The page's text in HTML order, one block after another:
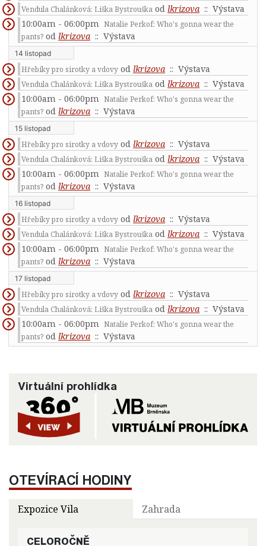
Vendula Chalánková: Liška Bystrouška od lkrizova :: Výstava
10:00am - 06:00pm Natalie Perkof: Who's gonna wear the
pants? od lkrizova :: Výstava
14 listopad
Hřebíky pro sirotky a vdovy od lkrizova :: Výstava
Vendula Chalánková: Liška Bystrouška od lkrizova :: Výstava
10:00am - 06:00pm Natalie Perkof: Who's gonna wear the
pants? od lkrizova :: Výstava
15 listopad
Hřebíky pro sirotky a vdovy od lkrizova :: Výstava
Vendula Chalánková: Liška Bystrouška od lkrizova :: Výstava
10:00am - 06:00pm Natalie Perkof: Who's gonna wear the
pants? od lkrizova :: Výstava
16 listopad
Hřebíky pro sirotky a vdovy od lkrizova :: Výstava
Vendula Chalánková: Liška Bystrouška od lkrizova :: Výstava
10:00am - 06:00pm Natalie Perkof: Who's gonna wear the
pants? od lkrizova :: Výstava
17 listopad
Hřebíky pro sirotky a vdovy od lkrizova :: Výstava
Vendula Chalánková: Liška Bystrouška od lkrizova :: Výstava
10:00am - 06:00pm Natalie Perkof: Who's gonna wear the
pants? od lkrizova :: Výstava
Virtuální prohlídka
OTEVÍRACÍ HODINY
Expozice Vila Zahrada
CELOROČNĚ